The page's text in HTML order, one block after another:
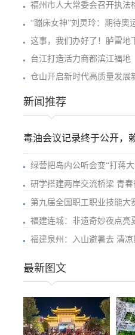
福州市人大常委会召开执法
“蹦床女神”刘灵玲：期待奥
这事，我们办好了！胪雷地
台江打造活力商都滨江福地
仓山开启新时代高质量发展
新闻推荐
毒油会议记录终于公开，
绿营把岛内公听会变“打蒋
研学搭建两岸交流桥梁 青
第九届全国职工职业技能大
福建连城：非遗奇妙夜点亮
福建泉州：入山避暑去 清凉
最新图文